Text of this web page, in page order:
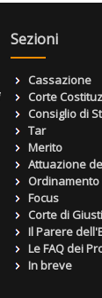
Sezioni
Cassazione
Corte
Consiglio di
Tar
Merito
Attuazione
Focus
Corte di
Il Parere
Le FAQ dei
In breve